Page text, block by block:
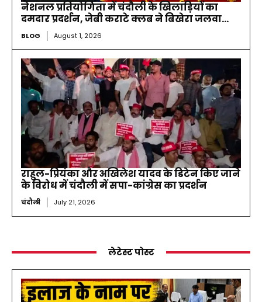
नेशनल प्रतियोगिता में चंदौली के खिलाड़ियों का
दमदार प्रदर्शन, जेबी कराटे क्लब ने बिखेरा जलवा…
BLOG August 1, 2026
राहुल-प्रियंका और अखिलेश यादव के डिटेन किए जाने
के विरोध में चंदौली में सपा-कांग्रेस का प्रदर्शन
चंदौली July 21, 2026
लेटेस्ट पोस्ट